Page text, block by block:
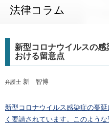
法律コラム
新型コロナウイルスの
おける留意点
弁護士 新 智博
新型コロナウイルス感染症の蔓
く要請されています。このよう